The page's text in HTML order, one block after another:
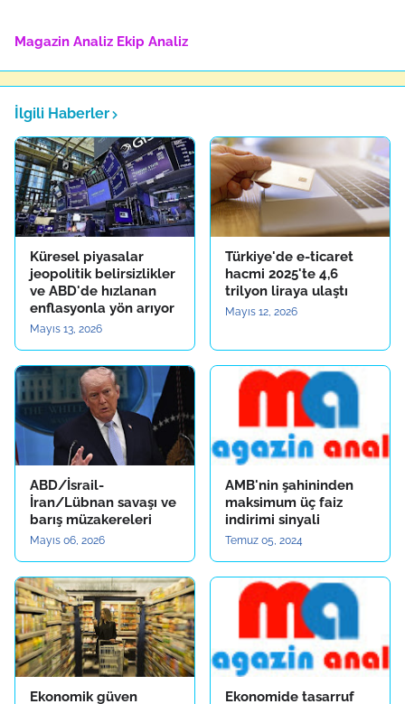
Magazin Analiz Ekip Analiz
İlgili Haberler
Küresel piyasalar
jeopolitik belirsizlikler
ve ABD'de hızlanan
enflasyonla yön arıyor
Mayıs 13, 2026
Türkiye'de e-ticaret
hacmi 2025'te 4,6
trilyon liraya ulaştı
Mayıs 12, 2026
ABD/İsrail-
İran/Lübnan savaşı ve
barış müzakereleri
Mayıs 06, 2026
AMB'nin şahininden
maksimum üç faiz
indirimi sinyali
Temuz 05, 2024
Ekonomik güven Ekonomide tasarruf